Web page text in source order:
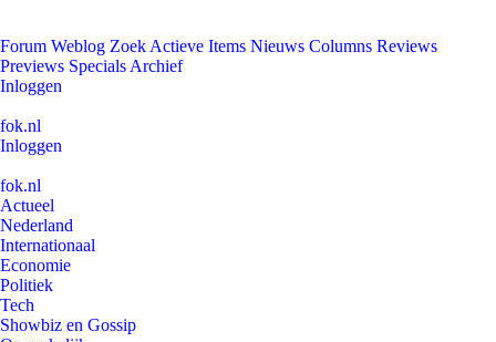
Forum Weblog Zoek Actieve Items Nieuws Columns Reviews
Previews Specials Archief
Inloggen
fok.nl
Inloggen
fok.nl
Actueel
Nederland
Internationaal
Economie
Politiek
Tech
Showbiz en Gossip